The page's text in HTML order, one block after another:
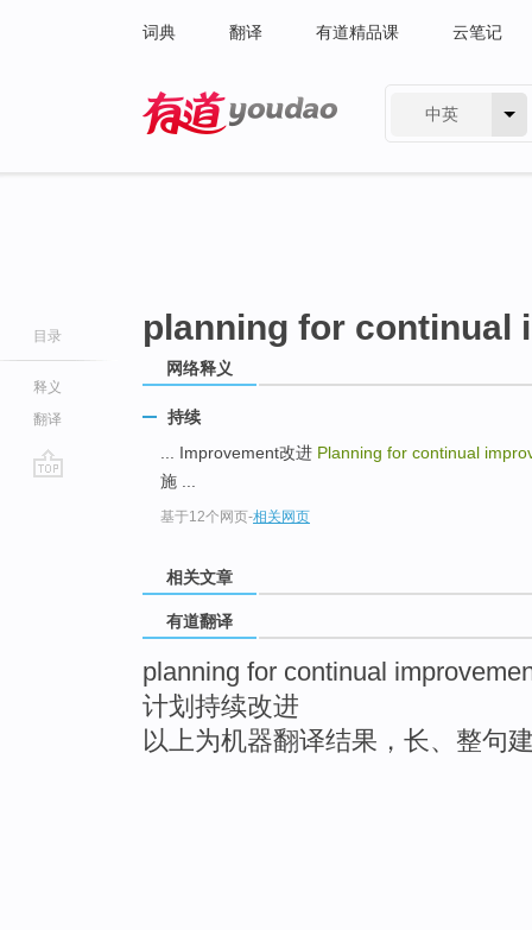
词典 翻译 有道精品课 云笔记
中英
目录
释义
翻译
planning for continual
网络释义
持续
... Improvement改进 Planning for continual
施 ...
基于12个网页-相关网页
相关文章
有道翻译
planning for continual
计划持续改进
以上为机器翻译结果，长、整句